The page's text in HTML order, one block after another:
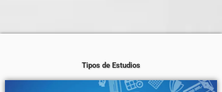
Tipos de Estudios